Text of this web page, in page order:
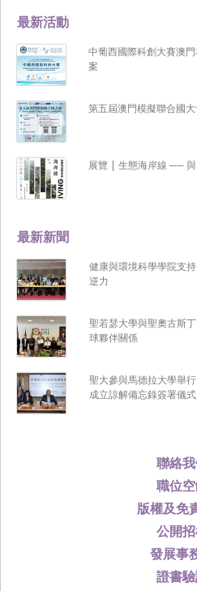
聯絡
職位
版權及免
公開
發展事
證書
最新新聞
健康與環境科學學院支
逆力
聖若瑟大學與聖奧古斯
球夥伴關係
聖大參與馬德拉大學舉
成立諒解備忘錄簽署儀式
最新活動
中葡西國際科創大賽澳
案
第五屆澳門模擬聯合國大
展覽 | 生態海岸線 ──